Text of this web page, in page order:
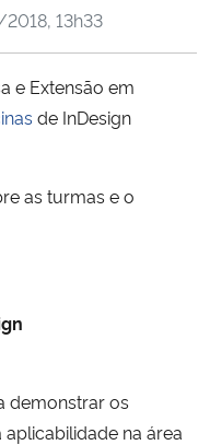
Comunicações
13h33
e Extensão em
de InDesign
as turmas e o
demonstrar os
na área